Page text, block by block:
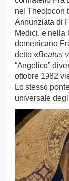
nel Theotocon
Annunziata di
Medici, e nella
domenicano
detto «Beatus
“Angelico”
ottobre 1982
Lo stesso
universale